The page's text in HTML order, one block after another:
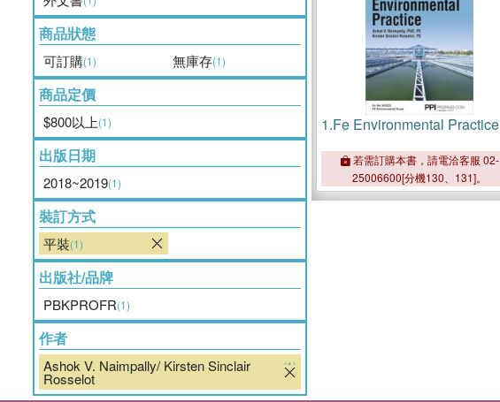
商品狀態
可訂購(1) 無庫存(1)
商品定價
$800以上(1)
出版日期
2018~2019(1)
裝訂方式
平裝(1)
出版社/品牌
PBKPROFR(1)
作者
Ashok V. Naimpally/ Kirsten Sinclair
Rosselot
(1)
1.Fe Environmental Practice
若需訂購本書，請電洽客服 02-
25006600[分機130、131]。